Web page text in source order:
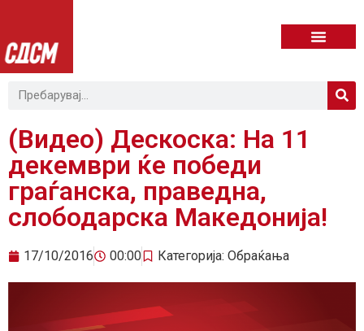
(Видео) Дескоска: На 11
декември ќе победи
граѓанска, праведна,
слободарска Македонија!
17/10/2016 00:00 Категорија: Обраќања